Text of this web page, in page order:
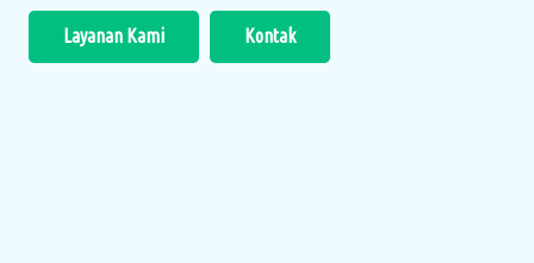
Layanan Kami Kontak